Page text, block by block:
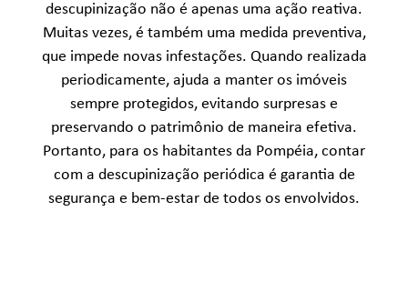
descupinização não é apenas uma ação reativa.
Muitas vezes, é também uma medida preventiva,
que impede novas infestações. Quando realizada
periodicamente, ajuda a manter os imóveis
sempre protegidos, evitando surpresas e
preservando o patrimônio de maneira efetiva.
Portanto, para os habitantes da Pompéia, contar
com a descupinização periódica é garantia de
segurança e bem-estar de todos os envolvidos.